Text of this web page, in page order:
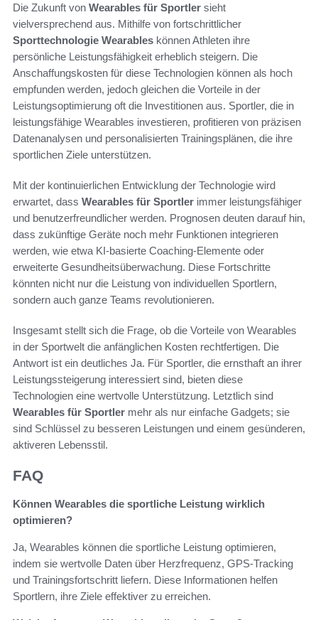
Die Zukunft von Wearables für Sportler sieht
vielversprechend aus. Mithilfe von fortschrittlicher
Sporttechnologie Wearables können Athleten ihre
persönliche Leistungsfähigkeit erheblich steigern. Die
Anschaffungskosten für diese Technologien können als hoch
empfunden werden, jedoch gleichen die Vorteile in der
Leistungsoptimierung oft die Investitionen aus. Sportler, die in
leistungsfähige Wearables investieren, profitieren von präzisen
Datenanalysen und personalisierten Trainingsplänen, die ihre
sportlichen Ziele unterstützen.
Mit der kontinuierlichen Entwicklung der Technologie wird
erwartet, dass Wearables für Sportler immer leistungsfähiger
und benutzerfreundlicher werden. Prognosen deuten darauf hin,
dass zukünftige Geräte noch mehr Funktionen integrieren
werden, wie etwa KI-basierte Coaching-Elemente oder
erweiterte Gesundheitsüberwachung. Diese Fortschritte
könnten nicht nur die Leistung von individuellen Sportlern,
sondern auch ganze Teams revolutionieren.
Insgesamt stellt sich die Frage, ob die Vorteile von Wearables
in der Sportwelt die anfänglichen Kosten rechtfertigen. Die
Antwort ist ein deutliches Ja. Für Sportler, die ernsthaft an ihrer
Leistungssteigerung interessiert sind, bieten diese
Technologien eine wertvolle Unterstützung. Letztlich sind
Wearables für Sportler mehr als nur einfache Gadgets; sie
sind Schlüssel zu besseren Leistungen und einem gesünderen,
aktiveren Lebensstil.
FAQ
Können Wearables die sportliche Leistung wirklich
optimieren?
Ja, Wearables können die sportliche Leistung optimieren,
indem sie wertvolle Daten über Herzfrequenz, GPS-Tracking
und Trainingsfortschritt liefern. Diese Informationen helfen
Sportlern, ihre Ziele effektiver zu erreichen.